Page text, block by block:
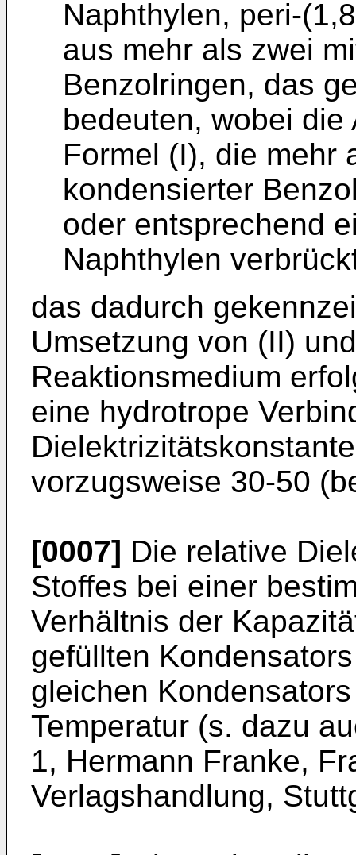
Naphthylen, peri-
aus mehr als zwei
Benzolringen, das
bedeuten, wobei die
Formel (I), die mehr
kondensierter
oder entsprechend
Naphthylen
das dadurch
Umsetzung von (II)
Reaktionsmedium
eine hydrotrope
vorzugsweise 30-50
[0007] Die relative
Stoffes bei einer
Verhältnis der
gefüllten
gleichen
Temperatur (s. dazu
1, Hermann Franke,
Verlagshandlung,